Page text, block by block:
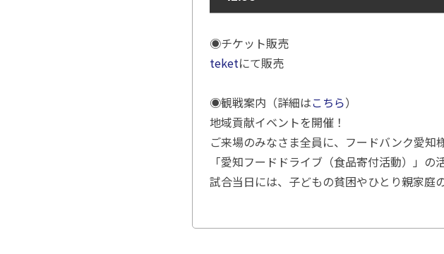
◉チケット販売
teketにて販売
◉観戦案内（詳細はこちら）
地域貢献イベントを開催！
ご来場のみなさま全員に、フードバンク愛知
「愛知フードドライブ（食品寄付活動）」の
試合当日には、子どもの貧困やひとり親家庭